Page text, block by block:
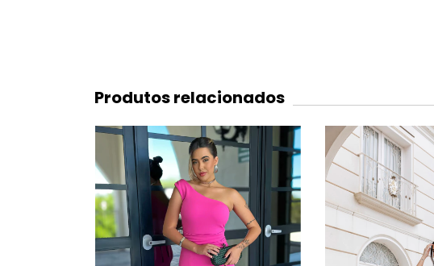
Produtos relacionados